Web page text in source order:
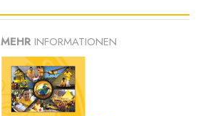
MEHR INFORMATIONEN